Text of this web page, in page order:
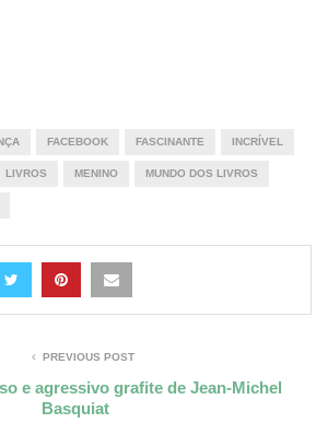
FACEBOOK FASCINANTE INCRÍVEL
LIVROS MENINO MUNDO DOS LIVROS
PREVIOUS POST
e agressivo grafite de Jean-Michel
Basquiat